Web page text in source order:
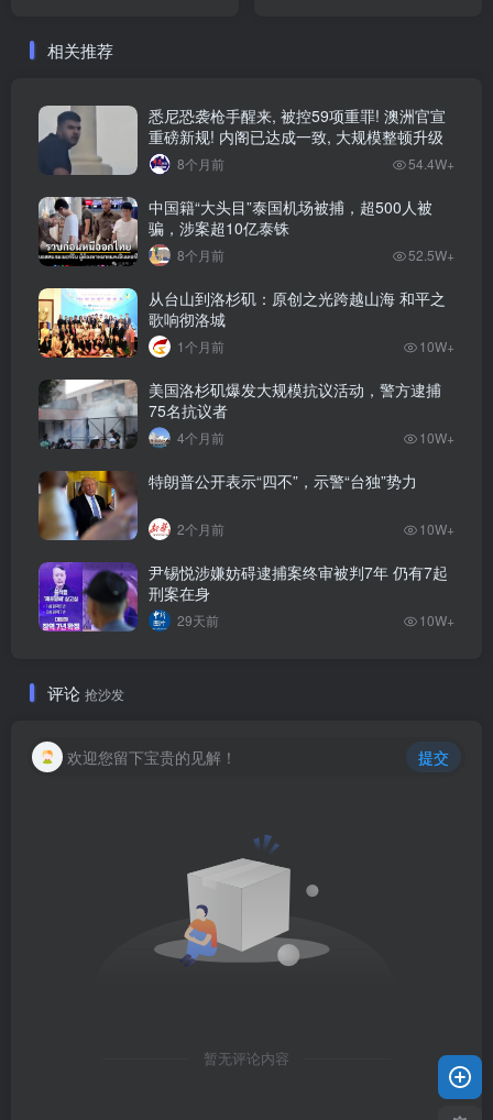
相关推荐
悉尼恐袭枪手醒来, 被控59项重罪! 澳洲官宣
重磅新规! 内阁已达成一致, 大规模整顿升级
8个月前 54.4W+
中国籍“大头目”泰国机场被捕，超500人被
骗，涉案超10亿泰铢
8个月前 52.5W+
从台山到洛杉矶：原创之光跨越山海 和平之
歌响彻洛城
1个月前 10W+
美国洛杉矶爆发大规模抗议活动，警方逮捕
75名抗议者
4个月前 10W+
特朗普公开表示“四不”，示警“台独”势力
2个月前 10W+
尹锡悦涉嫌妨碍逮捕案终审被判7年 仍有7起
刑案在身
29天前 10W+
评论 抢沙发
欢迎您留下宝贵的见解！ 提交
暂无评论内容